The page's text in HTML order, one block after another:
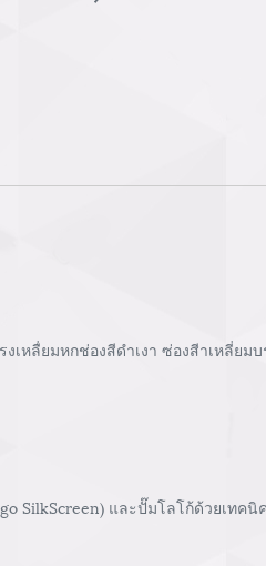
หลื่ยมหกช่องสีดำเงา ซ่องสีาเหลี่ยม
SilkScreen) และปั๊มโลโก้ด้วยเทค